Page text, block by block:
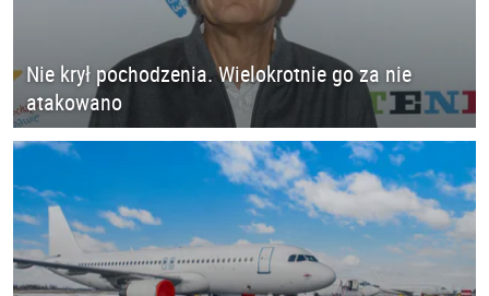
Nie krył pochodzenia. Wielokrotnie go za nie
atakowano